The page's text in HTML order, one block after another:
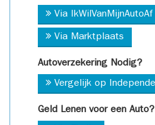
Via IkWilVanMijnAutoAf
Via Marktplaats
Autoverzekering Nodig?
Vergelijk op
Geld Lenen voor een Auto?